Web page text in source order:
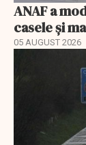
ANAF a
casele și
05 AUGUST 2026